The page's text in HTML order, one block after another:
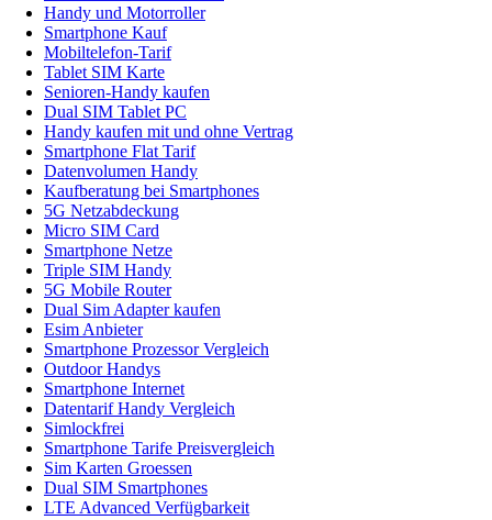
Handy und Motorroller
Smartphone Kauf
Mobiltelefon-Tarif
Tablet SIM Karte
Senioren-Handy kaufen
Dual SIM Tablet PC
Handy kaufen mit und ohne Vertrag
Smartphone Flat Tarif
Datenvolumen Handy
Kaufberatung bei Smartphones
5G Netzabdeckung
Micro SIM Card
Smartphone Netze
Triple SIM Handy
5G Mobile Router
Dual Sim Adapter kaufen
Esim Anbieter
Smartphone Prozessor Vergleich
Outdoor Handys
Smartphone Internet
Datentarif Handy Vergleich
Simlockfrei
Smartphone Tarife Preisvergleich
Sim Karten Groessen
Dual SIM Smartphones
LTE Advanced Verfügbarkeit